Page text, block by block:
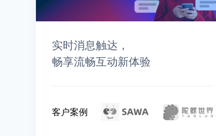
实时消息触达，
畅享流畅互动新体验
客户案例